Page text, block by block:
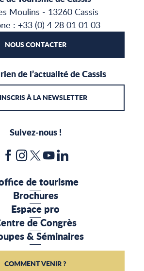
Moulins - 13260 Cassis
: +33 (0) 4 28 01 01 03
NOUS CONTACTER
de l’actualité de Cassis
À LA NEWSLETTER
Suivez-nous !
de tourisme
Brochures
Espace pro
de Congrès
& Séminaires
COMMENT VENIR ?